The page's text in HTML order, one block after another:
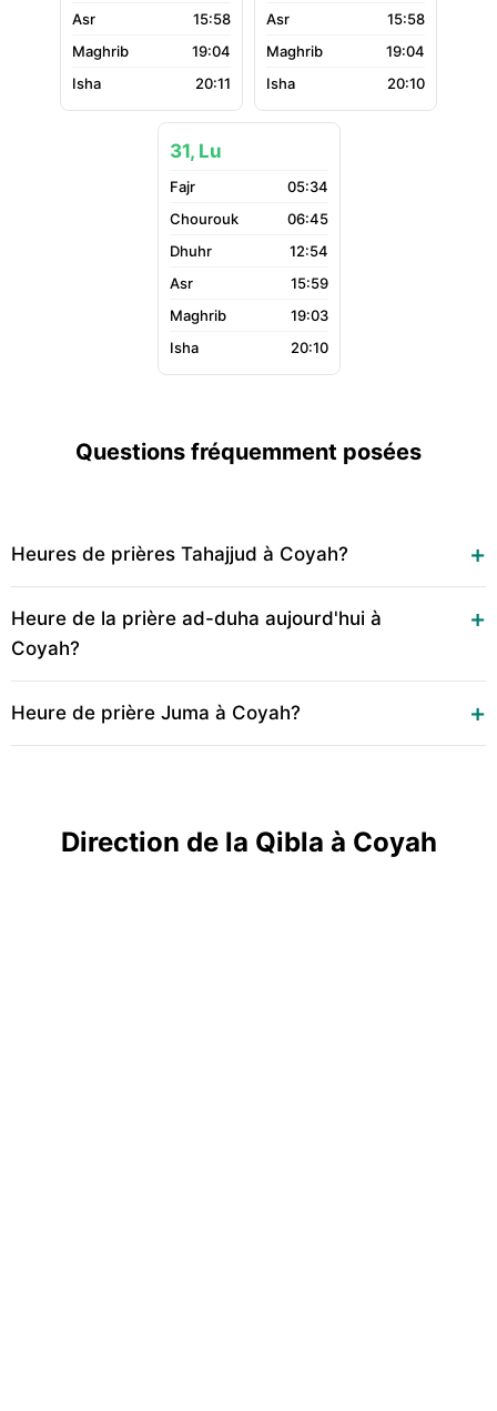
15:58
19:04
20:11
15:58
19:04
20:10
31, Lu
05:34
06:45
12:54
15:59
19:03
20:10
Questions fréquemment posées
Heures de prières Tahajjud à Coyah?
Heure de la prière ad-duha aujourd'hui à
Coyah?
Heure de prière Juma à Coyah?
Direction de la Qibla à Coyah